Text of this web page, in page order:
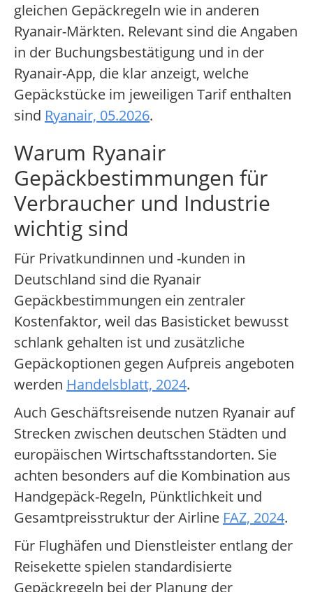
gleichen Gepäckregeln wie in anderen
Ryanair-Märkten. Relevant sind die Angaben
in der Buchungsbestätigung und in der
Ryanair-App, die klar anzeigt, welche
Gepäckstücke im jeweiligen Tarif enthalten
sind Ryanair, 05.2026.
Warum Ryanair
Gepäckbestimmungen für
Verbraucher und Industrie
wichtig sind
Für Privatkundinnen und -kunden in
Deutschland sind die Ryanair
Gepäckbestimmungen ein zentraler
Kostenfaktor, weil das Basisticket bewusst
schlank gehalten ist und zusätzliche
Gepäckoptionen gegen Aufpreis angeboten
werden Handelsblatt, 2024.
Auch Geschäftsreisende nutzen Ryanair auf
Strecken zwischen deutschen Städten und
europäischen Wirtschaftsstandorten. Sie
achten besonders auf die Kombination aus
Handgepäck-Regeln, Pünktlichkeit und
Gesamtpreisstruktur der Airline FAZ, 2024.
Für Flughäfen und Dienstleister entlang der
Reisekette spielen standardisierte
Gepäckregeln bei der Planung der